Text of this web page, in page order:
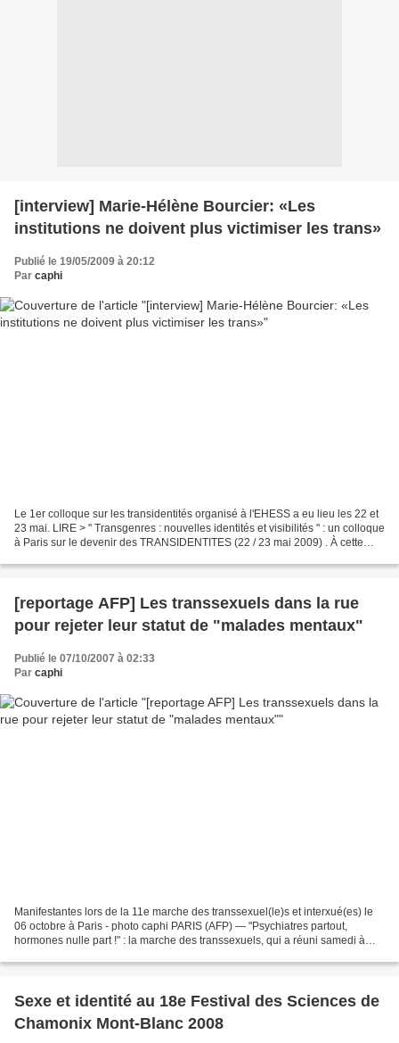
[interview] Marie-Hélène Bourcier: «Les
institutions ne doivent plus victimiser les trans»
Publié le 19/05/2009 à 20:12
Par caphi
Le 1er colloque sur les transidentités organisé à l'EHESS a eu lieu les 22 et
23 mai. LIRE > " Transgenres : nouvelles identités et visibilités " : un colloque
à Paris sur le devenir des TRANSIDENTITES (22 / 23 mai 2009) . À cette
[reportage AFP] Les transsexuels dans la rue
pour rejeter leur statut de "malades mentaux"
Publié le 07/10/2007 à 02:33
Par caphi
Manifestantes lors de la 11e marche des transsexuel(le)s et interxué(es) le
06 octobre à Paris - photo caphi PARIS (AFP) — "Psychiatres partout,
hormones nulle part !" : la marche des transsexuels, qui a réuni samedi à
Sexe et identité au 18e Festival des Sciences de
Chamonix Mont-Blanc 2008